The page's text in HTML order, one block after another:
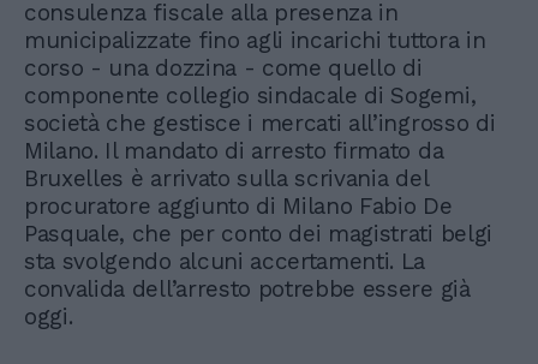
consulenza fiscale alla presenza in
municipalizzate fino agli incarichi tuttora in
corso - una dozzina - come quello di
componente collegio sindacale di Sogemi,
società che gestisce i mercati all’ingrosso di
Milano. Il mandato di arresto firmato da
Bruxelles è arrivato sulla scrivania del
procuratore aggiunto di Milano Fabio De
Pasquale, che per conto dei magistrati belgi
sta svolgendo alcuni accertamenti. La
convalida dell’arresto potrebbe essere già
oggi.